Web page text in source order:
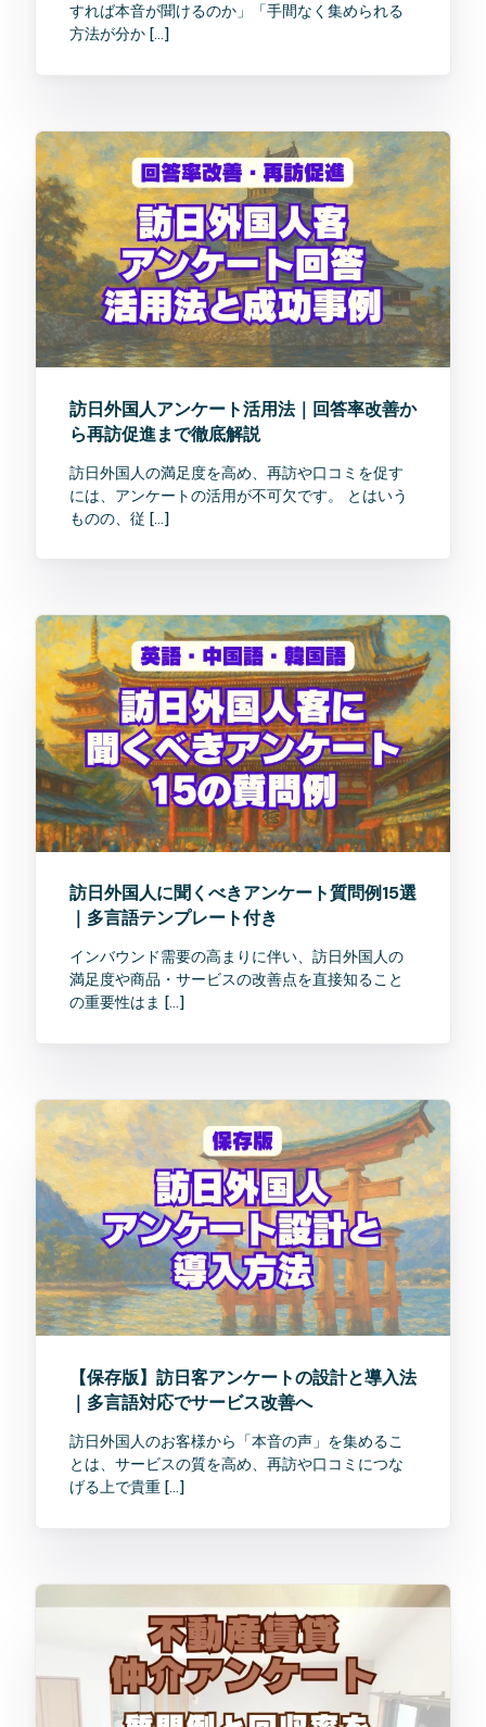
すれば本音が聞けるのか」「手間なく集められる
方法が分か […]
訪日外国人アンケート活用法｜回答率改善か
ら再訪促進まで徹底解説
訪日外国人の満足度を高め、再訪や口コミを促す
には、アンケートの活用が不可欠です。 とはいう
ものの、従 […]
訪日外国人に聞くべきアンケート質問例15選
｜多言語テンプレート付き
インバウンド需要の高まりに伴い、訪日外国人の
満足度や商品・サービスの改善点を直接知ること
の重要性はま […]
【保存版】訪日客アンケートの設計と導入法
｜多言語対応でサービス改善へ
訪日外国人のお客様から「本音の声」を集めるこ
とは、サービスの質を高め、再訪や口コミにつな
げる上で貴重 […]